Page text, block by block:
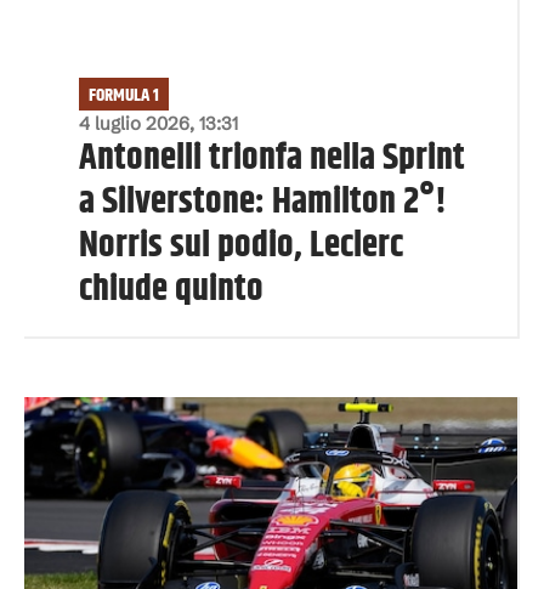
4 luglio 2026, 13:31
FORMULA 1
Antonelli trionfa nella Sprint
a Silverstone: Hamilton 2°!
Norris sul podio, Leclerc
chiude quinto